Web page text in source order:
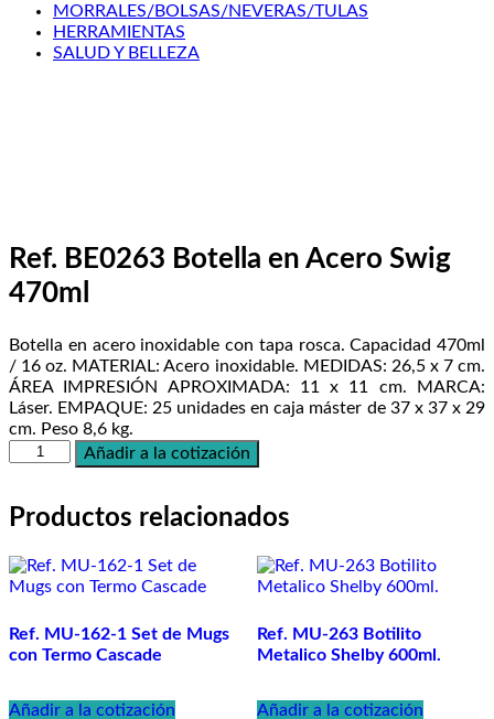
MORRALES/BOLSAS/NEVERAS/TULAS
HERRAMIENTAS
SALUD Y BELLEZA
Ref. BE0263 Botella en Acero Swig
470ml
Botella en acero inoxidable con tapa rosca. Capacidad 470ml
/ 16 oz. MATERIAL: Acero inoxidable. MEDIDAS: 26,5 x 7 cm.
ÁREA IMPRESIÓN APROXIMADA: 11 x 11 cm. MARCA:
Láser. EMPAQUE: 25 unidades en caja máster de 37 x 37 x 29
cm. Peso 8,6 kg.
BE0263
en
Acero
Swig
470ml
cantidad
Añadir a la cotización
Productos relacionados
Ref. MU-162-1 Set de Mugs
con Termo Cascade
Añadir a la cotización
Ref. MU-263 Botilito
Metalico Shelby 600ml.
Añadir a la cotización